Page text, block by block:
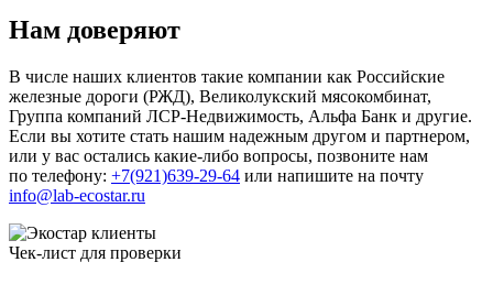
Нам доверяют
В числе наших клиентов такие компании как Российские
железные дороги (РЖД), Великолукский мясокомбинат,
Группа компаний ЛСР-Недвижимость, Альфа Банк и другие.
Если вы хотите стать нашим надежным другом и партнером,
или у вас остались какие-либо вопросы, позвоните нам
по телефону: +7(921)639-29-64 или напишите на почту
info@lab-ecostar.ru
Чек-лист для проверки